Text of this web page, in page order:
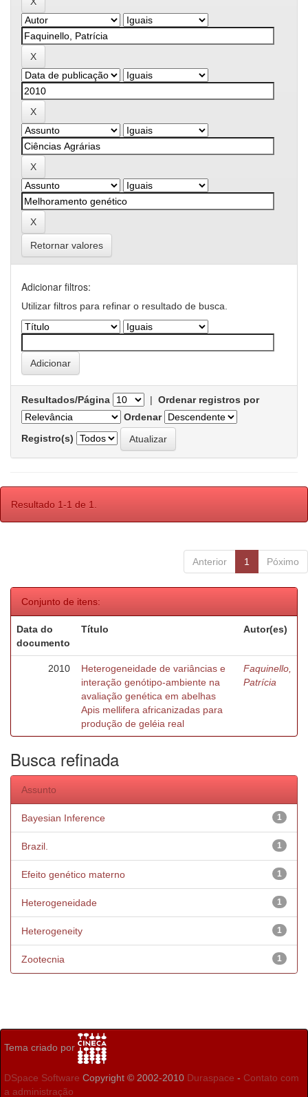
Retornar valores
Adicionar filtros:
Utilizar filtros para refinar o resultado de busca.
Resultados/Página | Ordenar registros por
Ordenar
Registro(s)
Resultado 1-1 de 1.
Anterior 1 Póximo
Conjunto de itens:
Data do
documento
Título Autor(es)
2010
Heterogeneidade de variâncias e
interação genótipo-ambiente na
avaliação genética em abelhas
Apis mellifera africanizadas para
produção de geléia real
Faquinello,
Patrícia
Busca refinada
Assunto
1
Bayesian Inference
1
Brazil.
1
Efeito genético materno
1
Heterogeneidade
1
Heterogeneity
1
Zootecnia
Tema criado por
DSpace Software Copyright © 2002-2010 Duraspace - Contato com
a administração